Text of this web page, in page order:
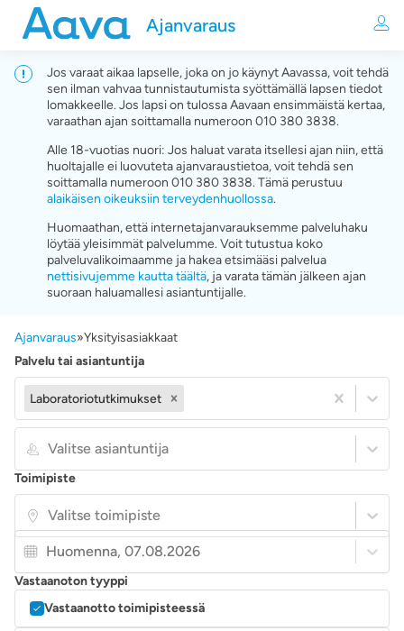
Ajanvaraus
Jos varaat aikaa lapselle, joka on jo käynyt Aavassa, voit tehdä
sen ilman vahvaa tunnistautumista syöttämällä lapsen tiedot
lomakkeelle. Jos lapsi on tulossa Aavaan ensimmäistä kertaa,
varaathan ajan soittamalla numeroon 010 380 3838.
Alle 18-vuotias nuori: Jos haluat varata itsellesi ajan niin, että
huoltajalle ei luovuteta ajanvaraustietoa, voit tehdä sen
soittamalla numeroon 010 380 3838. Tämä perustuu
alaikäisen oikeuksiin terveydenhuollossa.
Huomaathan, että internetajanvarauksemme palveluhaku
löytää yleisimmät palvelumme. Voit tutustua koko
palveluvalikoimaamme ja hakea etsimääsi palvelua
nettisivujemme kautta täältä, ja varata tämän jälkeen ajan
suoraan haluamallesi asiantuntijalle.
Ajanvaraus»Yksityisasiakkaat
Palvelu tai asiantuntija
Laboratoriotutkimukset
Valitse asiantuntija
Toimipiste
Valitse toimipiste
Vastaanoton tyyppi
Vastaanotto toimipisteessä
Huomenna, 07.08.2026